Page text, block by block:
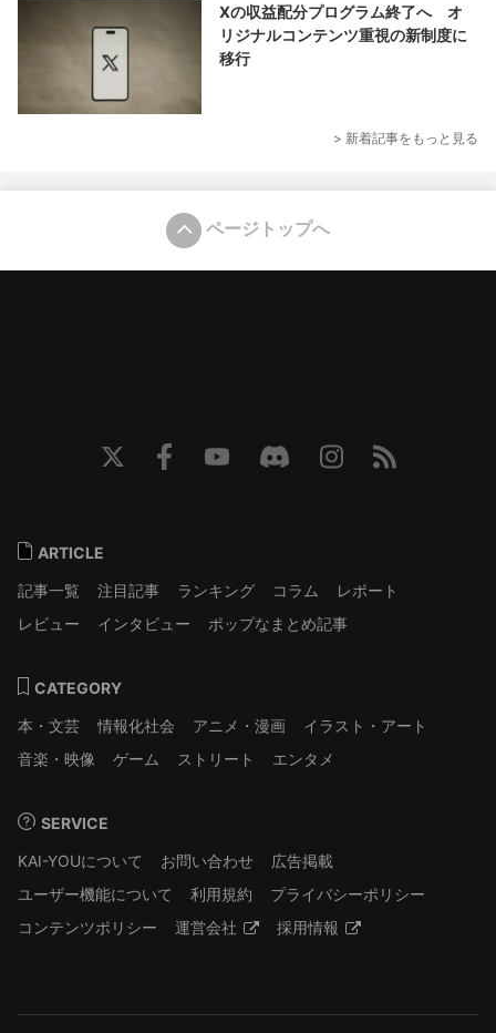
Xの収益配分プログラム終了へ オ
リジナルコンテンツ重視の新制度に
移行
> 新着記事をもっと見る
ページトップへ
ARTICLE
記事一覧
注目記事 ランキング コラム
レポート
レビュー
インタビュー ポップなまとめ記事
CATEGORY
本・文芸
情報化社会 アニメ・漫画
イラスト・アート
音楽・映像
ゲーム ストリート エンタメ
SERVICE
KAI-YOUについて
お問い合わせ
広告掲載
ユーザー機能について
利用規約
プライバシーポリシー
コンテンツポリシー
運営会社 採用情報